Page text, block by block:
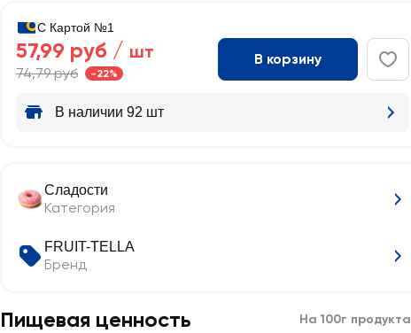
С Картой №1
57,99 руб / шт
74,79 руб -22%
В корзину
В наличии 92 шт
Сладости
Категория
FRUIT-TELLA
Бренд
Пищевая ценность На 100г продукта